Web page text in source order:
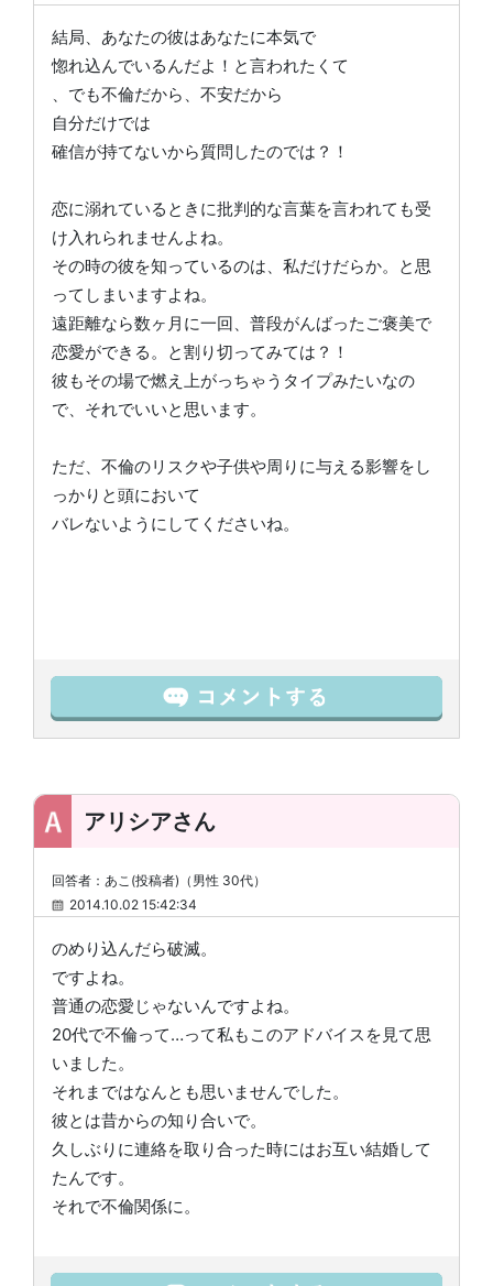
結局、あなたの彼はあなたに本気で
惚れ込んでいるんだよ！と言われたくて
、でも不倫だから、不安だから
自分だけでは
確信が持てないから質問したのでは？！
恋に溺れているときに批判的な言葉を言われても受
け入れられませんよね。
その時の彼を知っているのは、私だけだらか。と思
ってしまいますよね。
遠距離なら数ヶ月に一回、普段がんばったご褒美で
恋愛ができる。と割り切ってみては？！
彼もその場で燃え上がっちゃうタイプみたいなの
で、それでいいと思います。
ただ、不倫のリスクや子供や周りに与える影響をし
っかりと頭において
バレないようにしてくださいね。
アリシアさん
回答者：あこ(投稿者)（男性 30代）
2014.10.02 15:42:34
のめり込んだら破滅。
ですよね。
普通の恋愛じゃないんですよね。
20代で不倫って…って私もこのアドバイスを見て思
いました。
それまではなんとも思いませんでした。
彼とは昔からの知り合いで。
久しぶりに連絡を取り合った時にはお互い結婚して
たんです。
それで不倫関係に。